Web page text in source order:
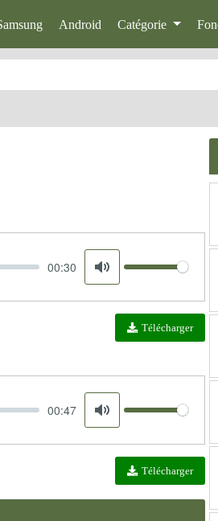
Android Catégorie
00:30
Mute
Volume
Télécharger
00:47
Mute
Volume
Télécharger